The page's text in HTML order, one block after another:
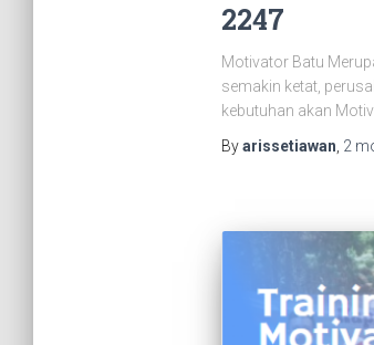
2247
Motivator Batu
semakin ketat,
kebutuhan akan
Byarissetiawan 2